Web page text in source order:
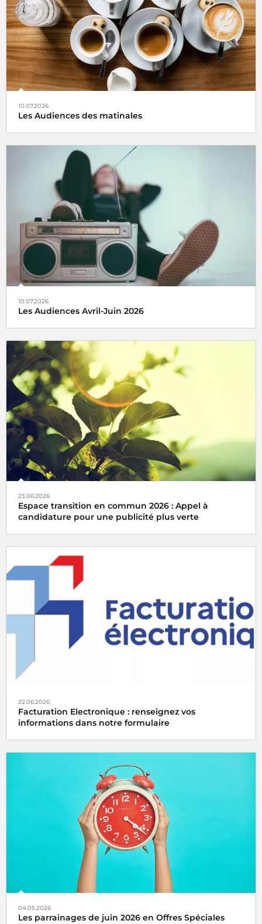
10.07.2026
Les Audiences des matinales
4,6 millions d’auditeurs quotidiens et
d'audience,
France Inter est pour la 39e vague consécutive,
largement en tête des radios sur la matinale (7h-10h)
10.07.2026
Les Audiences Avril-Juin 2026
Premier groupe radio avec plus de14 millions
quotidiens, Radio France recueille près de30% de part
d'audience(+0,6 point).
23.06.2026
Espace transition en commun 2026 : Appel à
candidature pour une publicité plus verte
disposition d'acteurs agissant activement en faveur de la
transition écologique
22.06.2026
Facturation Electronique : renseignez vos
informations dans notre formulaire
Depuis 2020, toutes les entreprises françaises envoient
leurs factures à destination de la sphère publique au
format électronique via le portail Chorus Pro.
04.05.2026
Les parrainages de juin 2026 en Offres Spéciales